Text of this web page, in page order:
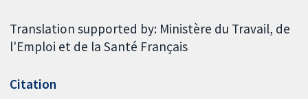
Translation supported by: Ministère du Travail, de
l'Emploi et de la Santé Français
Citation